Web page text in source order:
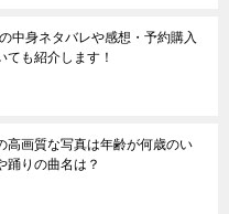
中身ネタバレや感想・予約購入
も紹介します！
高画質な写真は年齢が何歳のい
踊りの曲名は？